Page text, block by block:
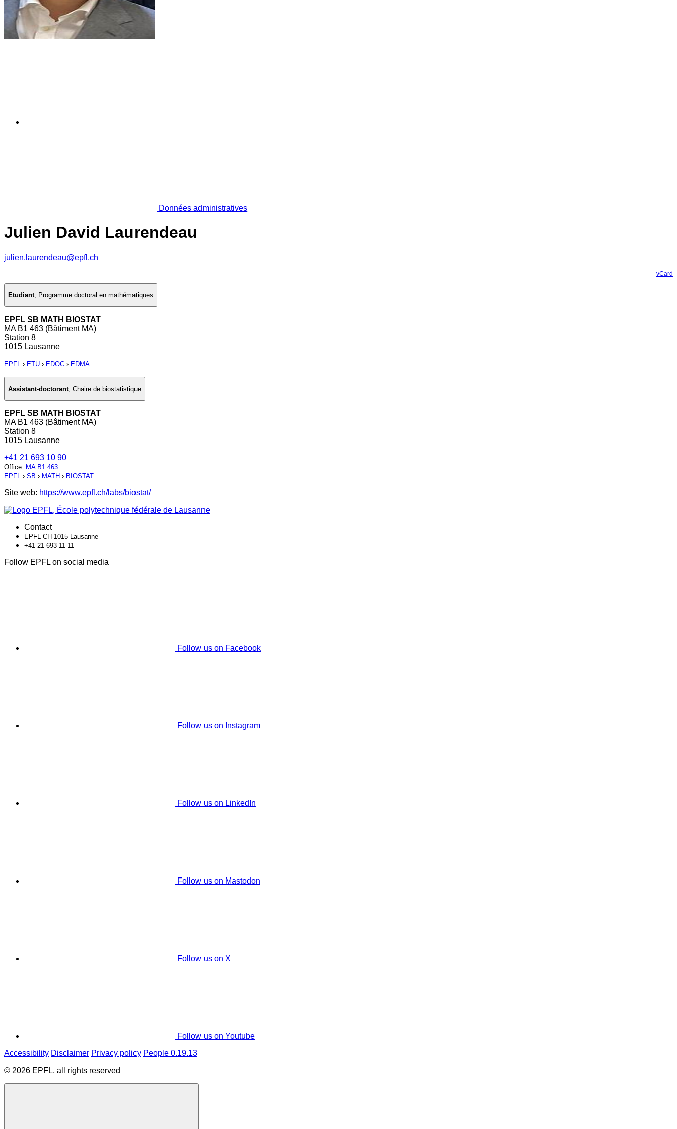
Données administratives
Julien David Laurendeau
julien.laurendeau@epfl.ch
vCard
Etudiant, Programme doctoral en mathématiques
EPFL SB MATH BIOSTAT
MA B1 463 (Bâtiment MA)
Station 8
1015 Lausanne
EPFL › ETU › EDOC › EDMA
Assistant-doctorant Chaire de biostatistique
EPFL SB MATH BIOSTAT
MA B1 463 (Bâtiment MA)
Station 8
1015 Lausanne
+41 21 693 10 90
Office: MA B1 463
EPFL › SB › MATH › BIOSTAT
Site web: https://www.epfl.ch/labs/biostat/
Contact
EPFL CH-1015 Lausanne
+41 21 693 11 11
Follow EPFL on social media
Follow us on Facebook
Follow us on Instagram
Follow us on LinkedIn
Follow us on Mastodon
Follow us on X
Follow us on Youtube
Accessibility Disclaimer Privacy policy People 0.19.13
© 2026 EPFL, all rights reserved